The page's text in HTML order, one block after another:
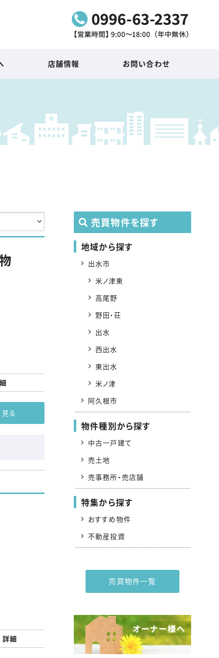
店舗情報 お問い合わせ
見る
詳細
売買物件を探す
地域から探す
出水市
米ノ津東
高尾野
野田・荘
出水
西出水
東出水
米ノ津
阿久根市
物件種別から探す
中古一戸建て
売土地
売事務所・売店舗
特集から探す
おすすめ物件
不動産投資
売買物件一覧